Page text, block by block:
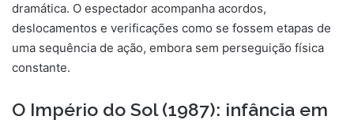
dramática. O espectador acompanha acordos,
deslocamentos e verificações como se fossem etapas de
uma sequência de ação, embora sem perseguição física
constante.
O Império do Sol (1987): infância em